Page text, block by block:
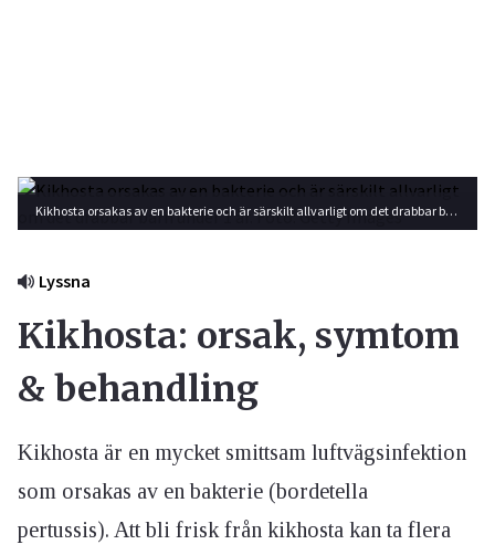
Kikhosta orsakas av en bakterie och är särskilt allvarligt om det drabbar barn under 1 år. Foto: Getty Images
Lyssna
Kikhosta: orsak, symtom
& behandling
Kikhosta är en mycket smittsam luftvägsinfektion
som orsakas av en bakterie (bordetella
pertussis). Att bli frisk från kikhosta kan ta flera